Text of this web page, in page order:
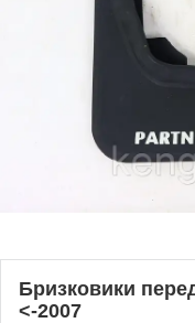
Бризковики
<-2007